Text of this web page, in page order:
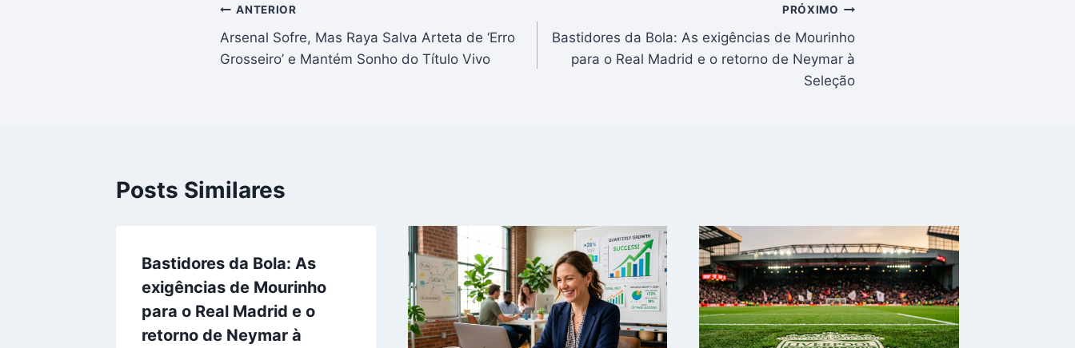
Navegação
de
ANTERIOR
Arsenal Sofre, Mas Raya Salva Arteta de ‘Erro
Grosseiro’ e Mantém Sonho do Título Vivo
PRÓXIMO
Bastidores da Bola: As exigências de Mourinho
para o Real Madrid e o retorno de Neymar à
Seleção
Posts Similares
Bastidores da Bola: As
exigências de Mourinho
para o Real Madrid e o
retorno de Neymar à